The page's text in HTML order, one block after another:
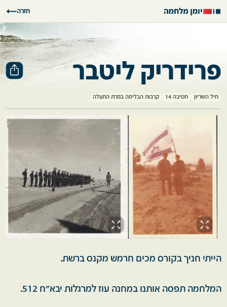
חזרה
פרידריק ליטבר
חיל השריון חטיבה 14 קרבות הבלימה בגזרת התעלה
הייתי חניך בקורס מכים חרמש מקנס ברשת.
המלחמה תפסה אותנו במחנה עוז למרגלות יבא"ח 512.